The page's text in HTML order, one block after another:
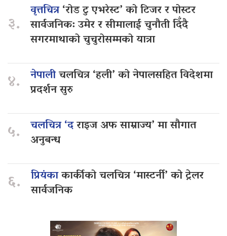
३.
वृत्तचित्र‘रोड टु एभरेस्ट’ को टिजर र पोस्टर
सार्वजनिक: उमेर र सीमालाई चुनौती दिँदै
सगरमाथाको चुचुरोसम्मको यात्रा
४. नेपालीचलचित्र ‘हली’ को नेपालसहित विदेशमा
प्रदर्शन सुरु
५. चलचित्र ‘दराइज अफ साम्राज्य’ मा सौगात
अनुबन्ध
६. प्रियंकाकार्कीको चलचित्र ‘मास्टर्नी’ को ट्रेलर
सार्वजनिक